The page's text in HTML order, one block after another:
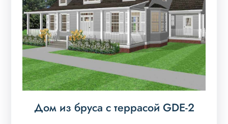
Дом из бруса с террасой GDE-2